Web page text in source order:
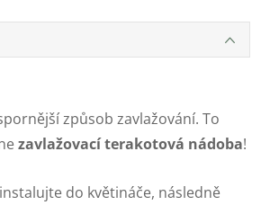
způsob zavlažování. To
zavlažovací terakotová nádoba!
do květináče, následně